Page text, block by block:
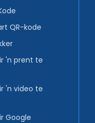
QR-kode
'n prent te
'n video te
Google